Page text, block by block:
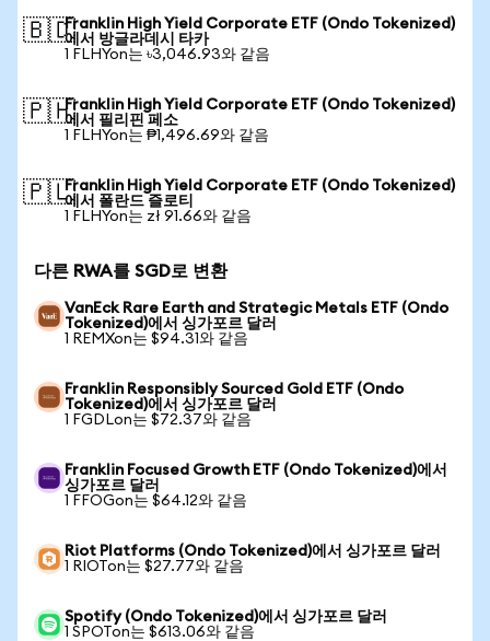
🇧🇩Franklin High Yield Corporate ETF (Ondo Tokenized)
에서 방글라데시 타카
1 FLHYon는 ৳3,046.93와 같음
🇵🇭Franklin High Yield Corporate ETF (Ondo Tokenized)
에서 필리핀 페소
1 FLHYon는 ₱1,496.69와 같음
🇵🇱Franklin High Yield Corporate ETF (Ondo Tokenized)
에서 폴란드 즐로티
1 FLHYon는 zł 91.66와 같음
다른 RWA를 SGD로 변환
VanEck Rare Earth and Strategic Metals ETF (Ondo
Tokenized)에서 싱가포르 달러
1 REMXon는 $94.31와 같음
Franklin Responsibly Sourced Gold ETF (Ondo
Tokenized)에서 싱가포르 달러
1 FGDLon는 $72.37와 같음
Franklin Focused Growth ETF (Ondo Tokenized)에서
싱가포르 달러
1 FFOGon는 $64.12와 같음
Riot Platforms (Ondo Tokenized)에서 싱가포르 달러
1 RIOTon는 $27.77와 같음
Spotify (Ondo Tokenized)에서 싱가포르 달러
1 SPOTon는 $613.06와 같음